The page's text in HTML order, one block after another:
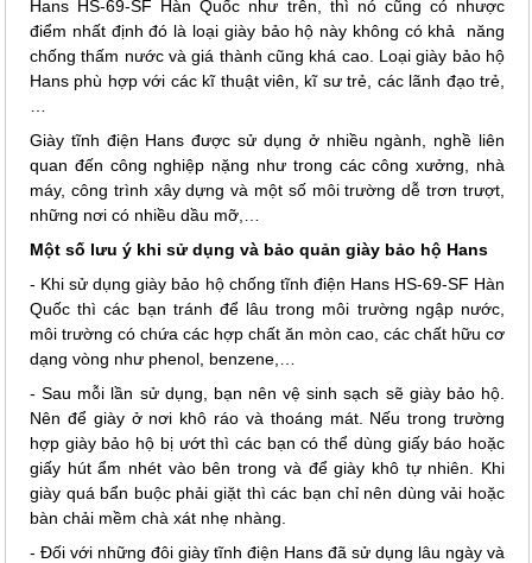
Hans HS-69-SF Hàn Quốc như trên, thì nó cũng có nhược
điểm nhất định đó là loại giày bảo hộ này không có khả năng
chống thấm nước và giá thành cũng khá cao. Loại giày bảo hộ
Hans phù hợp với các kĩ thuật viên, kĩ sư trẻ, các lãnh đạo trẻ,
Giày tĩnh điện Hans được sử dụng ở nhiều ngành, nghề liên
quan đến công nghiệp nặng như trong các công xưởng, nhà
máy, công trình xây dựng và một số môi trường dễ trơn trượt,
những nơi có nhiều dầu mỡ,…
Một số lưu ý khi sử dụng và bảo quản giày bảo hộ Hans
- Khi sử dụng giày bảo hộ chống tĩnh điện Hans HS-69-SF Hàn
Quốc thì các bạn tránh để lâu trong môi trường ngập nước,
môi trường có chứa các hợp chất ăn mòn cao, các chất hữu cơ
dạng vòng như phenol, benzene,…
- Sau mỗi lần sử dụng, bạn nên vệ sinh sạch sẽ giày bảo hộ.
Nên để giày ở nơi khô ráo và thoáng mát. Nếu trong trường
hợp giày bảo hộ bị ướt thì các bạn có thể dùng giấy báo hoặc
giấy hút ẩm nhét vào bên trong và để giày khô tự nhiên. Khi
giày quá bẩn buộc phải giặt thì các bạn chỉ nên dùng vải hoặc
bàn chải mềm chà xát nhẹ nhàng.
- Đối với những đôi giày tĩnh điện Hans đã sử dụng lâu ngày và